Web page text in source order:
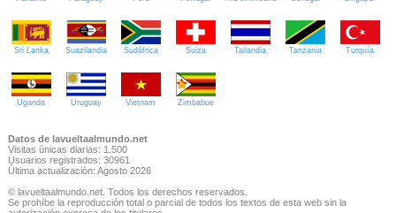
Sri Lanka Suazilandia Sudáfrica Suiza Tailandia Tanzania Turquía
Uganda Uruguay Vietnam Zimbabue
Datos de lavueltaalmundo.net
Visitas únicas diarias: 1.500
Usuarios registrados: 30961
Última actualización: Agosto 2026
© lavueltaalmundo.net. Todos los derechos reservados.
Se prohíbe la reproducción total o parcial de todos los textos de esta web sin la